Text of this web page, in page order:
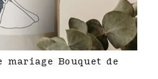
Bouquet de